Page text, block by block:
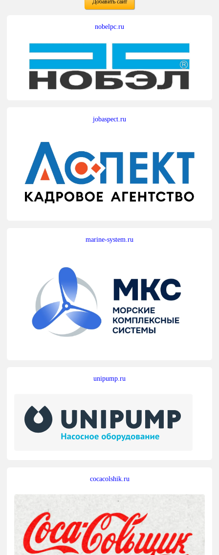
Добавить сайт
nobelpc.ru
jobaspect.ru
marine-system.ru
unipump.ru
cocacolshik.ru